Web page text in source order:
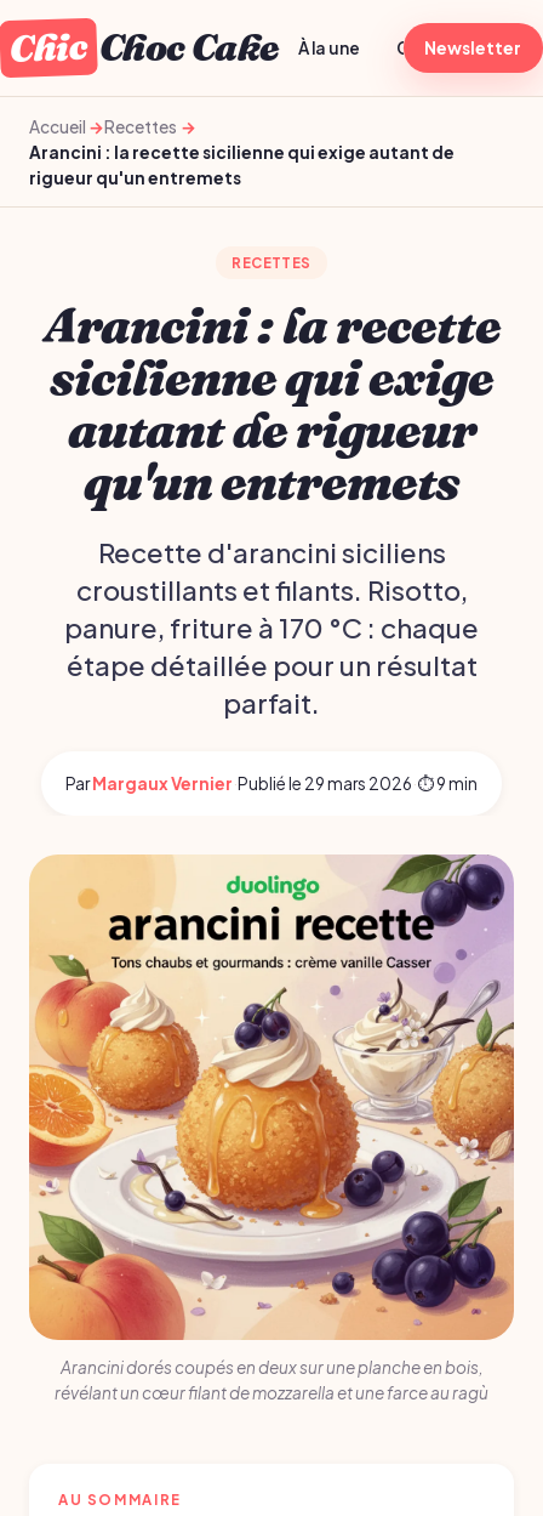
Chic Choc Cake À la une Généraliste
Newsletter
Accueil
Recettes
Arancini : la recette sicilienne qui exige autant de
rigueur qu'un entremets
RECETTES
Arancini : la recette
sicilienne qui exige
autant de rigueur
qu'un entremets
Recette d'arancini siciliens
croustillants et filants. Risotto,
panure, friture à 170 °C : chaque
étape détaillée pour un résultat
parfait.
ParMargaux Vernier·Publié le 29 mars 2026·⏱ 9 min
Arancini dorés coupés en deux sur une planche en bois,
révélant un cœur filant de mozzarella et une farce au ragù
AU SOMMAIRE